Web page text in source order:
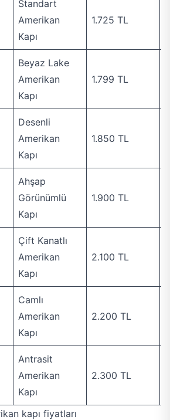
Standart
Amerikan
Kapı
1.725 TL
Beyaz Lake
Amerikan
Kapı
1.799 TL
Desenli
Amerikan
Kapı
1.850 TL
Ahşap
Görünümlü
Kapı
1.900 TL
Çift Kanatlı
Amerikan
Kapı
2.100 TL
Camlı
Amerikan
Kapı
2.200 TL
Antrasit
Amerikan
Kapı
2.300 TL
kapı fiyatları